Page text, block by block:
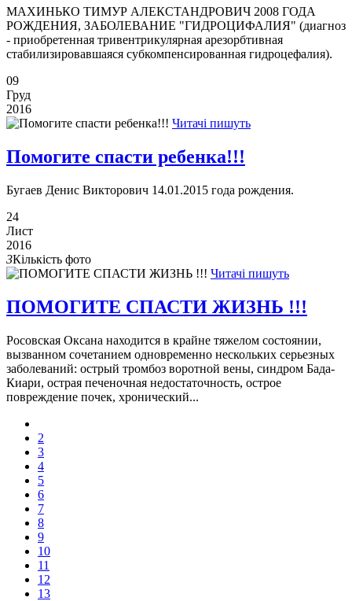
МАХИНЬКО ТИМУР АЛЕКСТАНДРОВИЧ 2008 ГОДА
РОЖДЕНИЯ, ЗАБОЛЕВАНИЕ "ГИДРОЦИФАЛИЯ" (диагноз
- приобретенная тривентрикулярная арезорбтивная
стабилизировавшаяся субкомпенсированная гидроцефалия).
09
Груд
2016
Читачі пишуть
Помогите спасти ребенка!!!
Бугаев Денис Викторович 14.01.2015 года рождения.
24
Лист
2016
3Кількість фото
Читачі пишуть
ПОМОГИТЕ СПАСТИ ЖИЗНЬ !!!
Росовская Оксана находится в крайне тяжелом состоянии,
вызванном сочетанием одновременно нескольких серьезных
заболеваний: острый тромбоз воротной вены, синдром Бада-
Киари, острая печеночная недостаточность, острое
повреждение почек, хронический...
2
3
4
5
6
7
8
9
10
11
12
13